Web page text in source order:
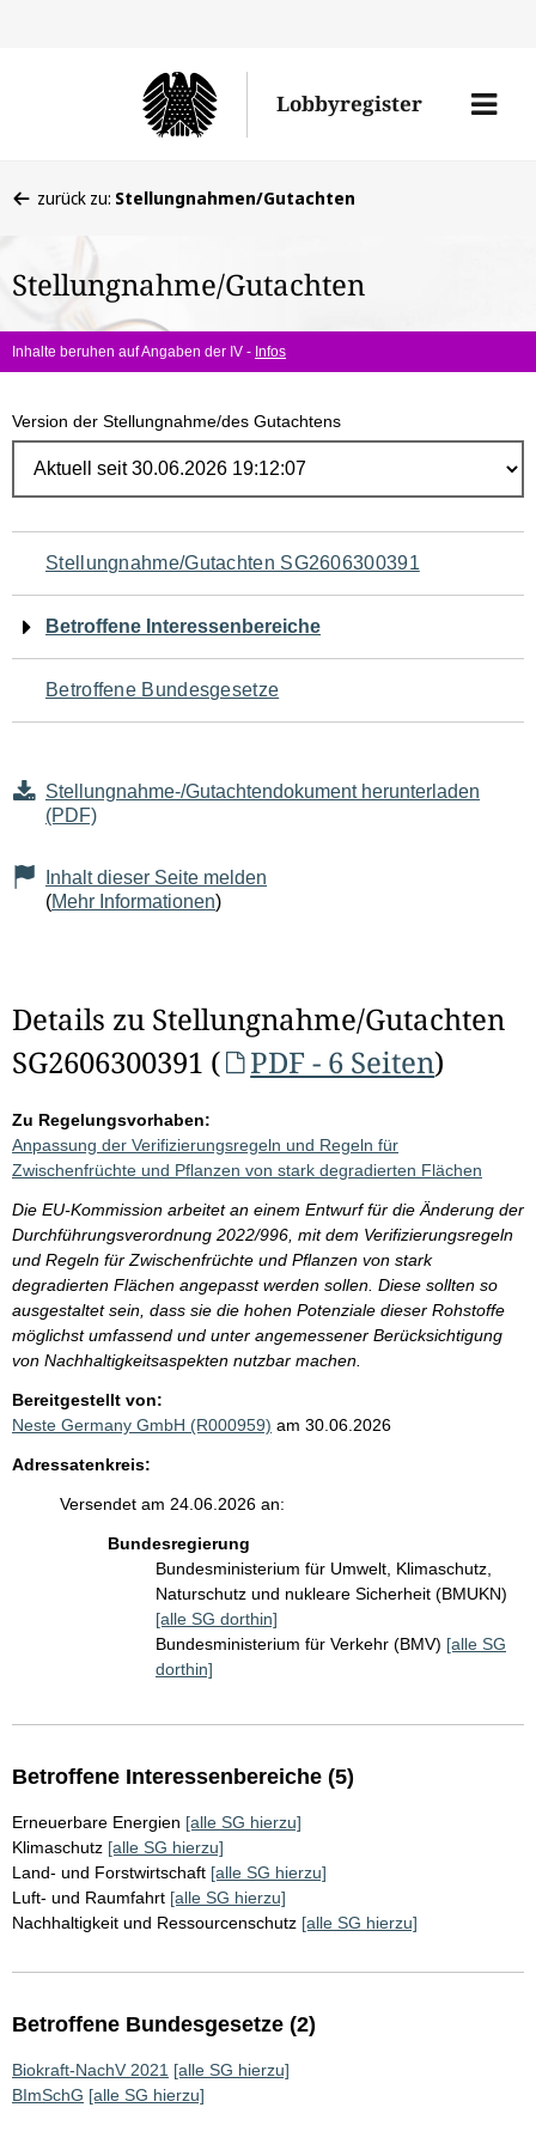
Lobbyregister
Menü
befinden
hier:
zurück zu: Stellungnahmen/Gutachten
Stellungnahme/Gutachten
Inhalte beruhen auf Angaben der IV - Infos
Version der Stellungnahme/des Gutachtens
Navigation
für
den
Seiteninhalt
Stellungnahme/Gutachten SG2606300391
Betroffene Interessenbereiche
Betroffene Bundesgesetze
Stellungnahme-/Gutachtendokument herunterladen
(PDF)
Inhalt dieser Seite melden
(Mehr Informationen)
Details zu Stellungnahme/Gutachten
SG2606300391 (
PDF - 6 Seiten)
Zu Regelungsvorhaben:
Anpassung der Verifizierungsregeln und Regeln für
Zwischenfrüchte und Pflanzen von stark degradierten Flächen
Die EU-Kommission arbeitet an einem Entwurf für die Änderung der
Durchführungsverordnung 2022/996, mit dem Verifizierungsregeln
und Regeln für Zwischenfrüchte und Pflanzen von stark
degradierten Flächen angepasst werden sollen. Diese sollten so
ausgestaltet sein, dass sie die hohen Potenziale dieser Rohstoffe
möglichst umfassend und unter angemessener Berücksichtigung
von Nachhaltigkeitsaspekten nutzbar machen.
Bereitgestellt von:
Neste Germany GmbH (R000959) am 30.06.2026
Adressatenkreis:
Versendet am 24.06.2026 an:
Bundesregierung
Bundesministerium für Umwelt, Klimaschutz,
Naturschutz und nukleare Sicherheit (BMUKN)
[alle SG dorthin]
Bundesministerium für Verkehr (BMV) [alle SG
dorthin]
Betroffene Interessenbereiche (5)
Erneuerbare Energien [alle SG hierzu]
Klimaschutz [alle SG hierzu]
Land- und Forstwirtschaft [alle SG hierzu]
Luft- und Raumfahrt [alle SG hierzu]
Nachhaltigkeit und Ressourcenschutz [alle SG hierzu]
Betroffene Bundesgesetze (2)
Biokraft-NachV 2021 [alle SG hierzu]
BImSchG [alle SG hierzu]